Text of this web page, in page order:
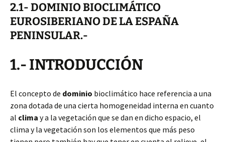
2.1- DOMINIO BIOCLIMÁTICO
EUROSIBERIANO DE LA ESPAÑA
PENINSULAR.-
1.- INTRODUCCIÓN
El concepto de dominio bioclimático hace referencia a una
zona dotada de una cierta homogeneidad interna en cuanto
al clima y a la vegetación que se dan en dicho espacio, el
clima y la vegetación son los elementos que más peso